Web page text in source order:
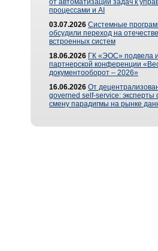
от автоматизации задач к
процессами и AI
03.07.2026 Системные
обсудили переход на
встроенных систем
18.06.2026 ГК «ЭОС» подвела
партнерской конференции
документооборот – 2026»
16.06.2026 От
governed self-service: эксперты
смену парадигмы на рынке